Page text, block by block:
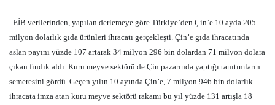
EİB verilerinden, yapılan derlemeye göre Türkiye`den Çin`e 10 ayda 205
milyon dolarlık gıda ürünleri ihracatı gerçekleşti. Çin’e gıda ihracatında
aslan payını yüzde 107 artarak 34 milyon 296 bin dolardan 71 milyon dolara
çıkan fındık aldı. Kuru meyve sektörü de Çin pazarında yaptığı tanıtımların
semeresini gördü. Geçen yılın 10 ayında Çin’e, 7 milyon 946 bin dolarlık
ihracata imza atan kuru meyve sektörü rakamı bu yıl yüzde 131 artışla 18